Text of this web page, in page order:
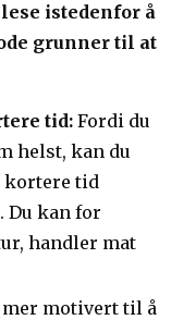
istedenfor å
grunner til at
tid: Fordi du
helst, kan du
kortere tid
Du kan for
handler mat
motivert til å